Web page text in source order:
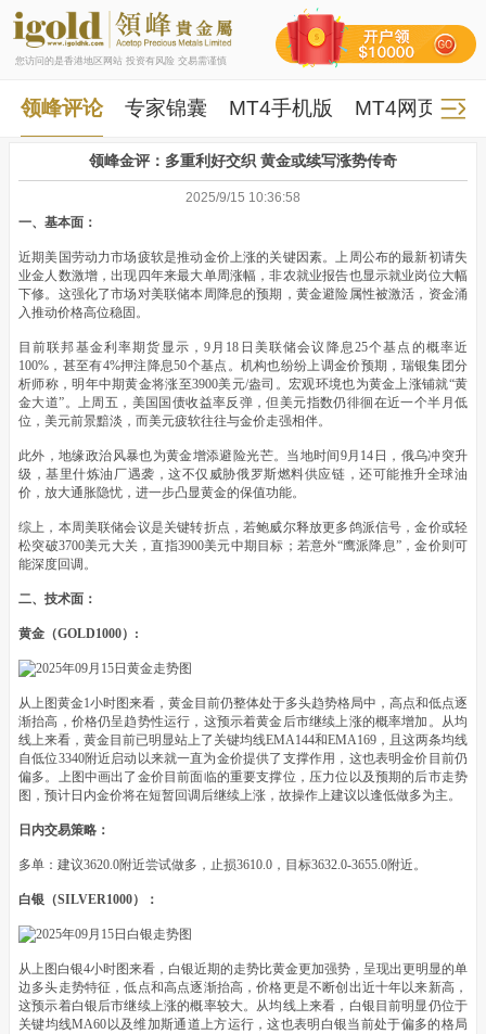
您访问的是香港地区网站 投资有风险 交易需谨慎
领峰评论 专家锦囊 MT4手机版 MT4网页版
领峰金评：多重利好交织 黄金或续写涨势传奇
2025/9/15 10:36:58
一、基本面：
近期美国劳动力市场疲软是推动金价上涨的关键因素。上周公布的最新初请失
业金人数激增，出现四年来最大单周涨幅，非农就业报告也显示就业岗位大幅
下修。这强化了市场对美联储本周降息的预期，黄金避险属性被激活，资金涌
入推动价格高位稳固。
目前联邦基金利率期货显示，9月18日美联储会议降息25个基点的概率近
100%，甚至有4%押注降息50个基点。机构也纷纷上调金价预期，瑞银集团分
析师称，明年中期黄金将涨至3900美元/盎司。宏观环境也为黄金上涨铺就“黄
金大道”。上周五，美国国债收益率反弹，但美元指数仍徘徊在近一个半月低
位，美元前景黯淡，而美元疲软往往与金价走强相伴。
此外，地缘政治风暴也为黄金增添避险光芒。当地时间9月14日，俄乌冲突升
级，基里什炼油厂遇袭，这不仅威胁俄罗斯燃料供应链，还可能推升全球油
价，放大通胀隐忧，进一步凸显黄金的保值功能。
综上，本周美联储会议是关键转折点，若鲍威尔释放更多鸽派信号，金价或轻
松突破3700美元大关，直指3900美元中期目标；若意外“鹰派降息”，金价则可
能深度回调。
二、技术面：
黄金（GOLD1000）:
从上图黄金1小时图来看，黄金目前仍整体处于多头趋势格局中，高点和低点逐
渐抬高，价格仍呈趋势性运行，这预示着黄金后市继续上涨的概率增加。从均
线上来看，黄金目前已明显站上了关键均线EMA144和EMA169，且这两条均线
自低位3340附近启动以来就一直为金价提供了支撑作用，这也表明金价目前仍
偏多。上图中画出了金价目前面临的重要支撑位，压力位以及预期的后市走势
图，预计日内金价将在短暂回调后继续上涨，故操作上建议以逢低做多为主。
日内交易策略：
多单：建议3620.0附近尝试做多，止损3610.0，目标3632.0-3655.0附近。
白银（SILVER1000）：
从上图白银4小时图来看，白银近期的走势比黄金更加强势，呈现出更明显的单
边多头走势特征，低点和高点逐渐抬高，价格更是不断创出近十年以来新高，
这预示着白银后市继续上涨的概率较大。从均线上来看，白银目前明显仍位于
关键均线MA60以及维加斯通道上方运行，这也表明白银当前处于偏多的格局